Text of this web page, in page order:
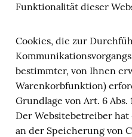
Funktionalität dieser
Cookies, die zur
bestimmter, von Ihnen
Warenkorbfunktion)
Grundlage von Art. 6 Abs.
Der Websitebetreiber
an der Speicherung von